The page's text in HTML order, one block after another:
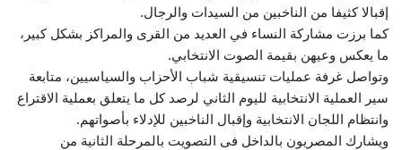
إقبالا كثيفا من الناخبين من السيدات والرجال.
كما برزت مشاركة النساء في العديد من القرى والمراكز بشكل كبير،
ما يعكس وعيهن بقيمة الصوت الانتخابي.
وتواصل غرفة عمليات تنسيقية شباب الأحزاب والسياسيين، متابعة
سير العملية الانتخابية لليوم الثاني لرصد كل ما يتعلق بعملية الاقتراع
وانتظام اللجان الانتخابية وإقبال الناخبين للإدلاء بأصواتهم.
ويشارك المصريون بالداخل فى التصويت بالمرحلة الثانية من